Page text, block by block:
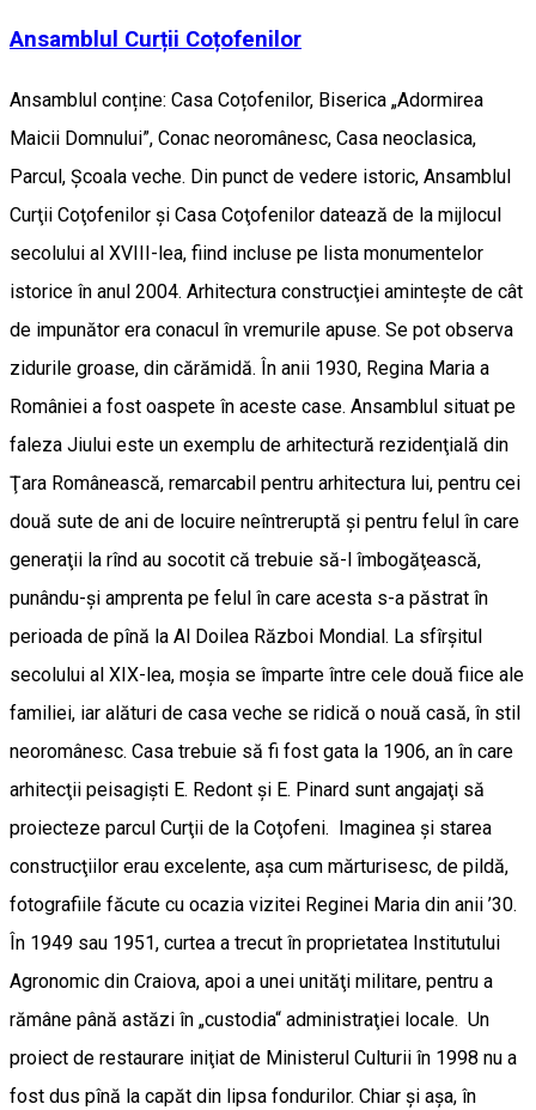
Ansamblul Curții Coțofenilor
Ansamblul conține: Casa Coțofenilor, Biserica „Adormirea
Maicii Domnului”, Conac neoromânesc, Casa neoclasica,
Parcul, Școala veche. Din punct de vedere istoric, Ansamblul
Curţii Coţofenilor şi Casa Coţofenilor datează de la mijlocul
secolului al XVIII-lea, fiind incluse pe lista monumentelor
istorice în anul 2004. Arhitectura construcţiei aminteşte de cât
de impunător era conacul în vremurile apuse. Se pot observa
zidurile groase, din cărămidă. În anii 1930, Regina Maria a
României a fost oaspete în aceste case. Ansamblul situat pe
faleza Jiului este un exemplu de arhitectură rezidenţială din
Ţara Românească, remarcabil pentru arhitectura lui, pentru cei
două sute de ani de locuire neîntreruptă şi pentru felul în care
generaţii la rînd au socotit că trebuie să-l îmbogăţească,
punându-şi amprenta pe felul în care acesta s-a păstrat în
perioada de pînă la Al Doilea Război Mondial. La sfîrşitul
secolului al XIX-lea, moşia se împarte între cele două fiice ale
familiei, iar alături de casa veche se ridică o nouă casă, în stil
neoromânesc. Casa trebuie să fi fost gata la 1906, an în care
arhitecţii peisagişti E. Redont şi E. Pinard sunt angajaţi să
proiecteze parcul Curţii de la Coţofeni. Imaginea şi starea
construcţiilor erau excelente, aşa cum mărturisesc, de pildă,
fotografiile făcute cu ocazia vizitei Reginei Maria din anii ’30.
În 1949 sau 1951, curtea a trecut în proprietatea Institutului
Agronomic din Craiova, apoi a unei unităţi militare, pentru a
rămâne până astăzi în „custodia“ administraţiei locale. Un
proiect de restaurare iniţiat de Ministerul Culturii în 1998 nu a
fost dus pînă la capăt din lipsa fondurilor. Chiar şi aşa, în